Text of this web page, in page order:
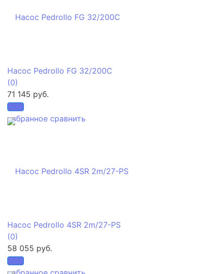
избранное сравнить
Насос Pedrollo FG 32/200C
(0)
71 145 руб.
Насос Pedrollo 4SR 2m/27-PS
(0)
58 055 руб.